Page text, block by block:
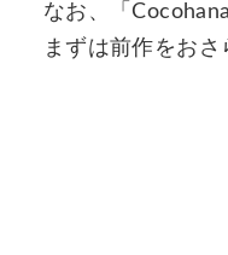
なお、「
まずは前作をお